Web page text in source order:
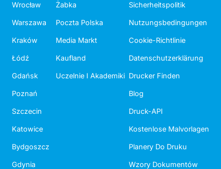
Wrocław
Warszawa
Kraków
Łódź
Gdańsk
Poznań
Szczecin
Katowice
Bydgoszcz
Gdynia
Żabka
Poczta Polska
Media Markt
Kaufland
Uczelnie I Akademiki
Sicherheitspolitik
Nutzungsbedingungen
Cookie-Richtlinie
Datenschutzerklärung
Drucker Finden
Blog
Druck-API
Kostenlose Malvorlagen
Planery Do Druku
Wzory Dokumentów